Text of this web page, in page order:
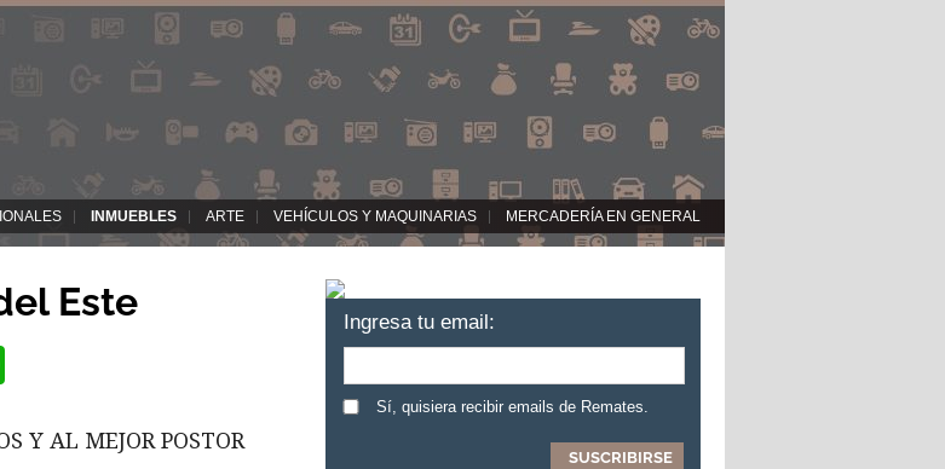
INMUEBLES ARTE VEHÍCULOS Y MAQUINARIAS MERCADERÍA EN GENERAL
Este
Y AL MEJOR POSTOR
Ingresa tu email:
Sí, quisiera recibir emails de Remates.